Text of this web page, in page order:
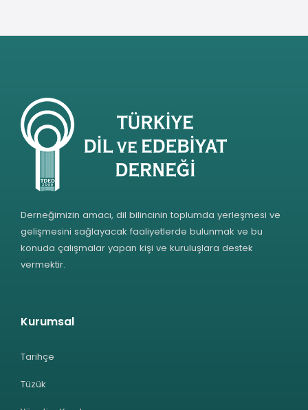
Derneğimizin amacı, dil bilincinin toplumda yerleşmesi ve
gelişmesini sağlayacak faaliyetlerde bulunmak ve bu
konuda çalışmalar yapan kişi ve kuruluşlara destek
vermektir.
Kurumsal
Tarihçe
Tüzük